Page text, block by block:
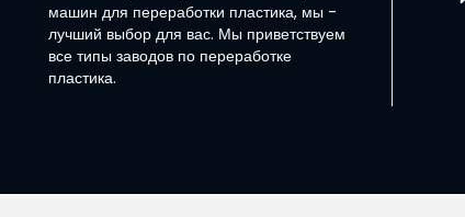
машин для переработки пластика, мы -
лучший выбор для вас. Мы приветствуем
все типы заводов по переработке
пластика.